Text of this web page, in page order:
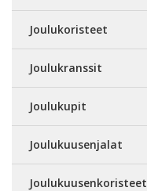
Joulukoristeet
Joulukranssit
Joulukupit
Joulukuusenjalat
Joulukuusenkoristeet